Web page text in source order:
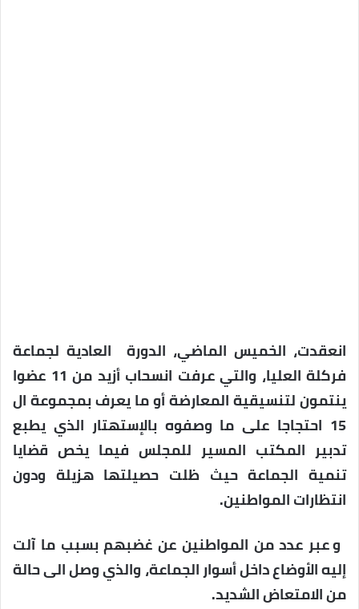
انعقدت، الخميس الماضي، الدورة العادية لجماعة
فركلة العليا، والتي عرفت انسحاب أزيد من 11 عضوا
ينتمون لتنسيقية المعارضة أو ما يعرف بمجموعة ال
15 احتجاجا على ما وصفوه بالإستهتار الذي يطبع
تدبير المكتب المسير للمجلس فيما يخص قضايا
تنمية الجماعة حيث ظلت حصيلتها هزيلة ودون
انتظارات المواطنين.
و عبر عدد من المواطنين عن غضبهم بسبب ما آلت
إليه الأوضاع داخل أسوار الجماعة، والذي وصل الى حالة
من الامتعاض الشديد.